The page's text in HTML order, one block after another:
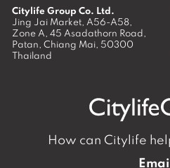
Citylife Group Co. Ltd.
Jing Jai Market, A56-A58,
Zone A, 45 Asadathorn Road,
Patan, Chiang Mai, 50300
Thailand
How can Citylife